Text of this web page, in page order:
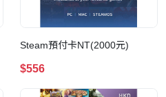
Steam預付卡NT(2000元)
$556